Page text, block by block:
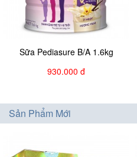
Sữa Pediasure B/A 1.6kg
930.000 đ
Sản Phẩm Mới